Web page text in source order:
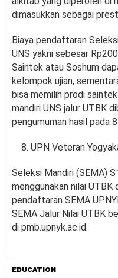
dimasukkan sebagai
Biaya pendaftaran
UNS yakni sebesar
Saintek atau Soshum
kelompok ujian,
bisa memilih prodi
mandiri UNS jalur UTBK
pengumuman hasil pada
UPN Veteran
Seleksi Mandiri (SEMA)
menggunakan nilai UTBK
pendaftaran SEMA
SEMA Jalur Nilai UTBK
di pmb.upnyk.ac.id.
EDUCATION